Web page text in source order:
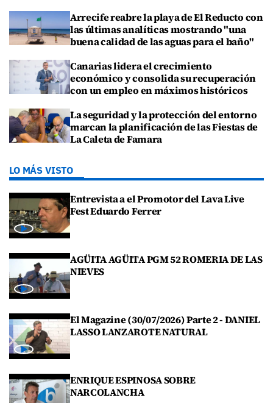
Arrecife reabre la playa de El Reducto con
las últimas analíticas mostrando "una
buena calidad de las aguas para el baño"
Canarias lidera el crecimiento
económico y consolida su recuperación
con un empleo en máximos históricos
La seguridad y la protección del entorno
marcan la planificación de las Fiestas de
La Caleta de Famara
LO MÁS VISTO
Entrevista a el Promotor del Lava Live
Fest Eduardo Ferrer
AGÜITA AGÜITA PGM 52 ROMERIA DE LAS
NIEVES
El Magazine (30/07/2026) Parte 2 - DANIEL
LASSO LANZAROTE NATURAL
ENRIQUE ESPINOSA SOBRE
NARCOLANCHA